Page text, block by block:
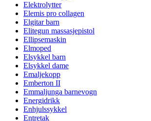
Elektrolytter
Elemis pro collagen
Elgitar barn
Elitegun massasjepistol
Ellipsemaskin
Elmoped
Elsykkel barn
Elsykkel dame
Emaljekopp
Emberton II
Emmaljunga barnevogn
Energidrikk
Enhjulssykkel
Entretak